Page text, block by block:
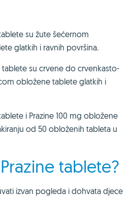
su žute šećernom
glatkih i ravnih površina.
tablete su crvene do crvenkasto-
obložene tablete glatkih i
i Prazine 100 mg obložene
od 50 obloženih tableta u
tablete?
izvan pogleda i dohvata djece